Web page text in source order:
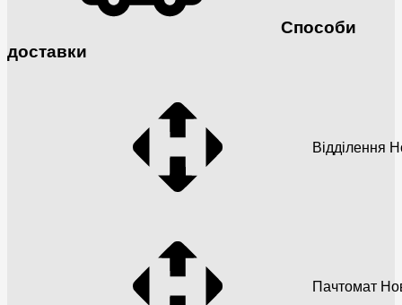
Способи
доставки
Відділення
Пачтомат